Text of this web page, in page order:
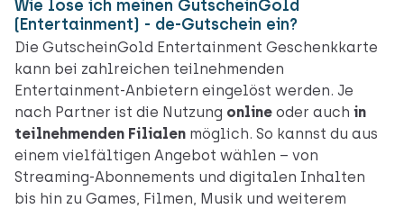
Wie löse ich meinen GutscheinGold
(Entertainment) - de-Gutschein ein?
Die GutscheinGold Entertainment Geschenkkarte
kann bei zahlreichen teilnehmenden
Entertainment-Anbietern eingelöst werden. Je
nach Partner ist die Nutzung online oder auch in
teilnehmenden Filialen möglich. So kannst du aus
einem vielfältigen Angebot wählen – von
Streaming-Abonnements und digitalen Inhalten
bis hin zu Games, Filmen, Musik und weiterem